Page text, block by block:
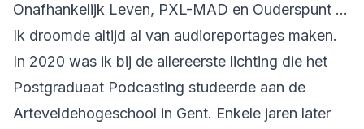
Onafhankelijk Leven, PXL-MAD en Ouderspunt …
Ik droomde altijd al van audioreportages maken.
In 2020 was ik bij de allereerste lichting die het
Postgraduaat Podcasting studeerde aan de
Arteveldehogeschool in Gent. Enkele jaren later